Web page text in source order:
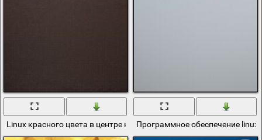
Linux красного цвета в центре на коричневом фоне
Программное обеспечение linux